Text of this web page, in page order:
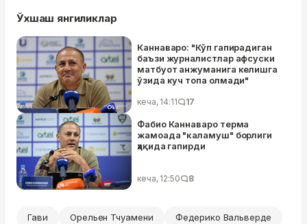
Ўхшаш янгиликлар
Каннаваро: "Кўп гапирадиган
баъзи журналистлар афсуски
матбуот анжуманига келишга
ўзида куч топа олмади"
кеча, 14:11 17
Фабио Каннаваро терма
жамоада "каламуш" борлиги
ҳақида гапирди
кеча, 12:50 8
Гави Орельен Тчуамени
Федерико Вальверде